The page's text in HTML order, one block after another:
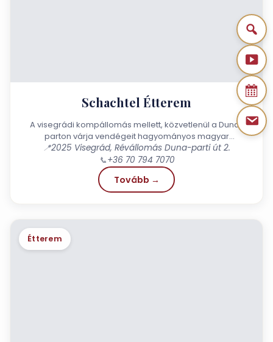
Schachtel Étterem
A visegrádi kompállomás mellett, közvetlenül a Duna-
parton várja vendégeit hagyományos magyar
fogásokkal és ízletes vadételekkel
📍2025 Visegrád, Révállomás Duna-parti út 2.
📞+36 70 794 7070
Tovább →
Étterem